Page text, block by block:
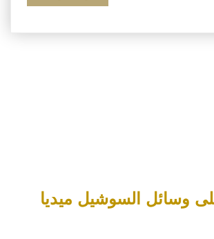
وسائل السوشيل ميديا